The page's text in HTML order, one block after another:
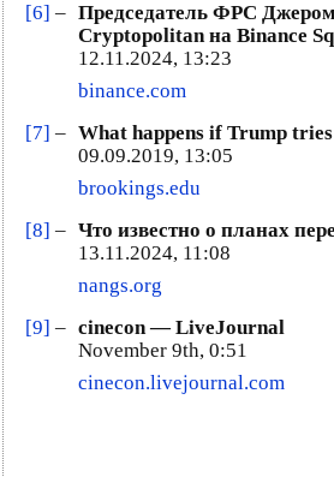
[6] – Председатель ФРС Джером
Cryptopolitan на Binance
12.11.2024, 13:23
binance.com
[7] – What happens if Trump
09.09.2019, 13:05
brookings.edu
[8] – Что известно о планах
13.11.2024, 11:08
nangs.org
[9] – cinecon — LiveJournal
November 9th, 0:51
cinecon.livejournal.com